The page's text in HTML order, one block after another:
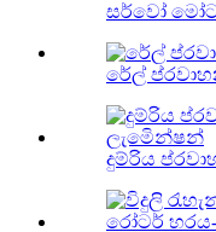
සර්වෝ
රේල්
දුම්රිය